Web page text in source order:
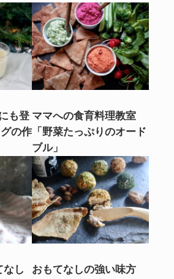
も登
の作
ママへの食育料理教室
「野菜たっぷりのオード
ブル」
し
おもてなしの強い味方